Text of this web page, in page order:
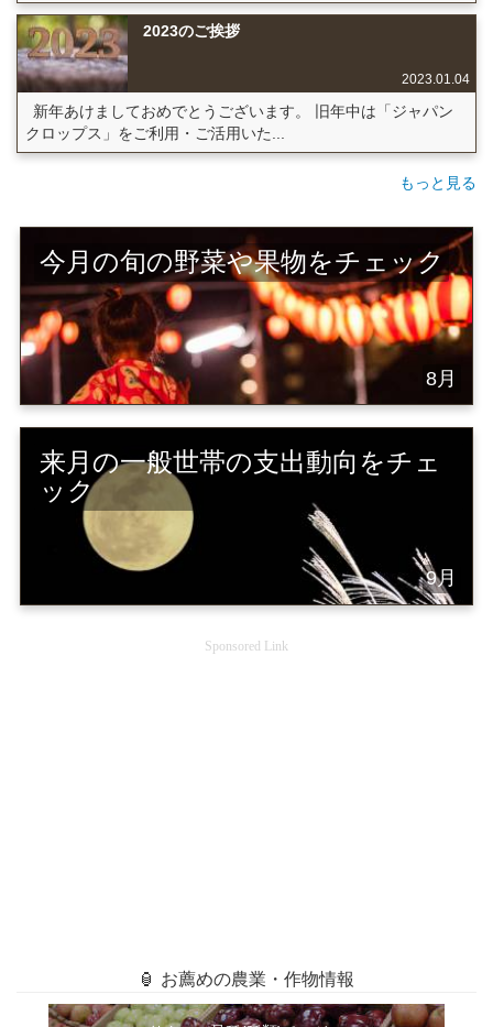
2023のご挨拶
2023.01.04
新年あけましておめでとうございます。 旧年中は「ジャパン
クロップス」をご利用・ご活用いた...
もっと見る
今月の旬の野菜や果物をチェック
8月
来月の一般世帯の支出動向をチェ
ック
9月
Sponsored Link
🏮 お薦めの農業・作物情報